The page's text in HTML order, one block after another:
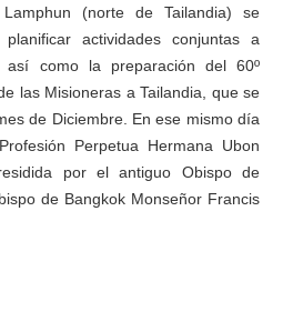
(norte de Tailandia) se
actividades conjuntas a
como la preparación del 60º
las Misioneras a Tailandia, que se
de Diciembre. En ese mismo día
Perpetua Hermana Ubon
por el antiguo Obispo de
de Bangkok Monseñor Francis